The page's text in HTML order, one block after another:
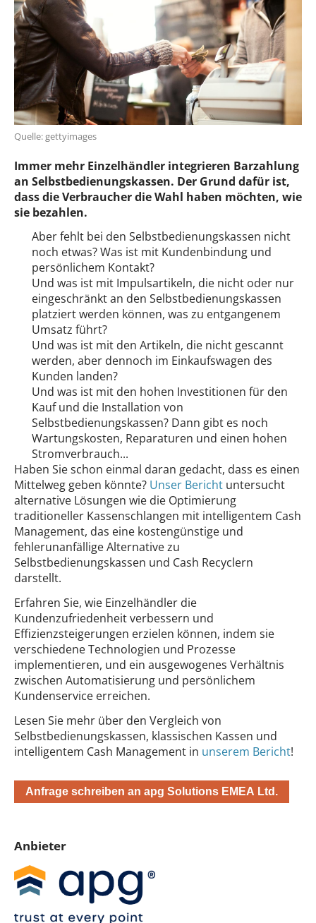
Quelle: gettyimages
Immer mehr Einzelhändler integrieren Barzahlung
an Selbstbedienungskassen. Der Grund dafür ist,
dass die Verbraucher die Wahl haben möchten, wie
sie bezahlen.
Aber fehlt bei den Selbstbedienungskassen nicht
noch etwas? Was ist mit Kundenbindung und
persönlichem Kontakt?
Und was ist mit Impulsartikeln, die nicht oder nur
eingeschränkt an den Selbstbedienungskassen
platziert werden können, was zu entgangenem
Umsatz führt?
Und was ist mit den Artikeln, die nicht gescannt
werden, aber dennoch im Einkaufswagen des
Kunden landen?
Und was ist mit den hohen Investitionen für den
Kauf und die Installation von
Selbstbedienungskassen? Dann gibt es noch
Wartungskosten, Reparaturen und einen hohen
Stromverbrauch...
Haben Sie schon einmal daran gedacht, dass es einen
Mittelweg geben könnte? Unser Bericht untersucht
alternative Lösungen wie die Optimierung
traditioneller Kassenschlangen mit intelligentem Cash
Management, das eine kostengünstige und
fehlerunanfällige Alternative zu
Selbstbedienungskassen und Cash Recyclern
darstellt.
Erfahren Sie, wie Einzelhändler die
Kundenzufriedenheit verbessern und
Effizienzsteigerungen erzielen können, indem sie
verschiedene Technologien und Prozesse
implementieren, und ein ausgewogenes Verhältnis
zwischen Automatisierung und persönlichem
Kundenservice erreichen.
Lesen Sie mehr über den Vergleich von
Selbstbedienungskassen, klassischen Kassen und
intelligentem Cash Management in unserem Bericht!
Anfrage schreiben an apg Solutions EMEA Ltd.
Anbieter